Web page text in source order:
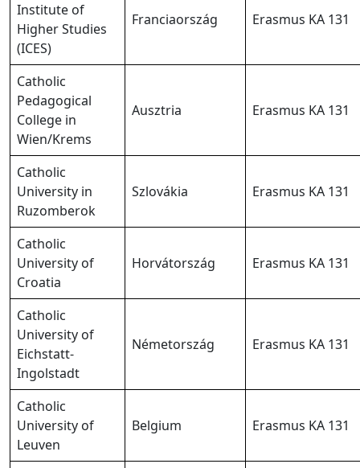
Institute of
Higher Studies
(ICES)
Franciaország Erasmus KA 131
Catholic
Pedagogical
College in
Wien/Krems
Ausztria Erasmus KA 131
Catholic
University in
Ruzomberok
Szlovákia Erasmus KA 131
Catholic
University of
Croatia
Horvátország Erasmus KA 131
Catholic
University of
Eichstatt-
Ingolstadt
Németország Erasmus KA 131
Catholic
University of
Leuven
Belgium Erasmus KA 131